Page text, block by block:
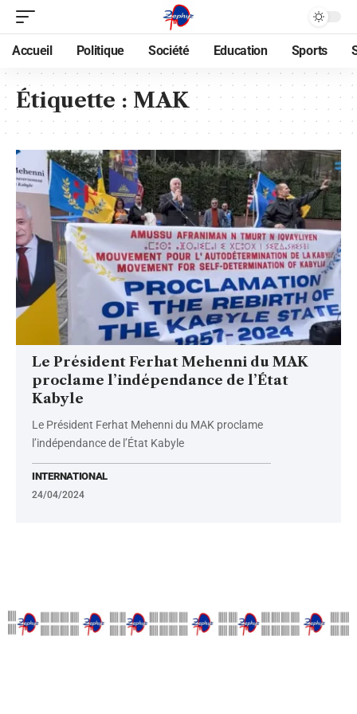
Accueil Politique Société Education Sports
Étiquette : MAK
Le Président Ferhat Mehenni du MAK
proclame l’indépendance de l’État
Kabyle
Le Président Ferhat Mehenni du MAK proclame
l’indépendance de l’État Kabyle
INTERNATIONAL
24/04/2024